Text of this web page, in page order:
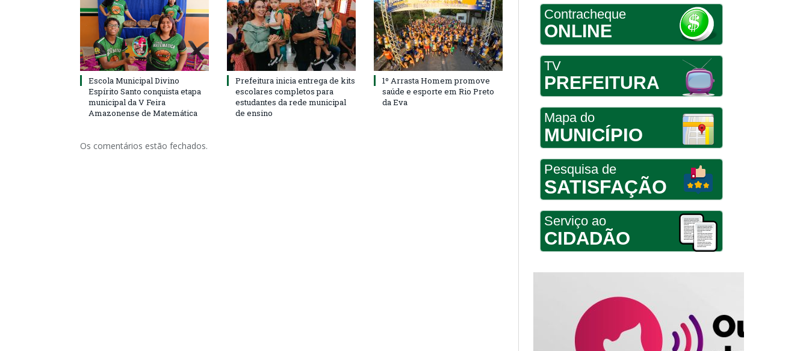
Escola Municipal Divino
Espírito Santo conquista etapa
municipal da V Feira
Amazonense de Matemática
Prefeitura inicia entrega de kits
escolares completos para
estudantes da rede municipal
de ensino
1º Arrasta Homem promove
saúde e esporte em Rio Preto
da Eva
Os comentários estão fechados.
Contracheque
ONLINE
TV
PREFEITURA
Mapa do
MUNICÍPIO
Pesquisa de
SATISFAÇÃO
Serviço ao
CIDADÃO